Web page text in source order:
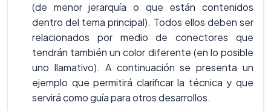
(de menor jerarquía o que están contenidos
dentro del tema principal). Todos ellos deben ser
relacionados por medio de conectores que
tendrán también un color diferente (en lo posible
uno llamativo). A continuación se presenta un
ejemplo que permitirá clarificar la técnica y que
servirá como guía para otros desarrollos.